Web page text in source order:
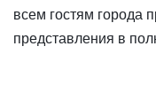
всем гостям города
представления в